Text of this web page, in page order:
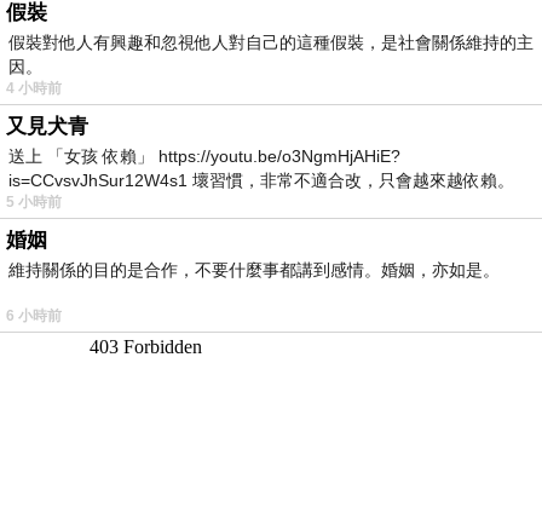
假裝
假裝對他人有興趣和忽視他人對自己的這種假裝，是社會關係維持的主
因。
4 小時前
又見犬青
送上 「女孩 依賴」 https://youtu.be/o3NgmHjAHiE?
is=CCvsvJhSur12W4s1 壞習慣，非常不適合改，只會越來越依賴。
我害怕的
5 小時前
婚姻
維持關係的目的是合作，不要什麼事都講到感情。婚姻，亦如是。
6 小時前